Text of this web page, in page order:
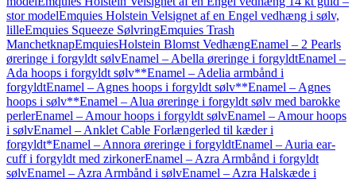
stor modelEmquies Holstein Velsignet af en Engel vedhæng i sølv,
lilleEmquies Squeeze SølvringEmquies Trash
ManchetknapEmquiesHolstein Blomst VedhængEnamel – 2 Pearls
øreringe i forgyldt sølvEnamel – Abella øreringe i forgyldtEnamel –
Ada hoops i forgyldt sølv**Enamel – Adelia armbånd i
forgyldtEnamel – Agnes hoops i forgyldt sølv**Enamel – Agnes
hoops i sølv**Enamel – Alua øreringe i forgyldt sølv med barokke
perlerEnamel – Amour hoops i forgyldt sølvEnamel – Amour hoops
i sølvEnamel – Anklet Cable Forlængerled til kæder i
forgyldt*Enamel – Annora øreringe i forgyldtEnamel – Auria ear-
cuff i forgyldt med zirkonerEnamel – Azra Armbånd i forgyldt
sølvEnamel – Azra Armbånd i sølvEnamel – Azra Halskæde i